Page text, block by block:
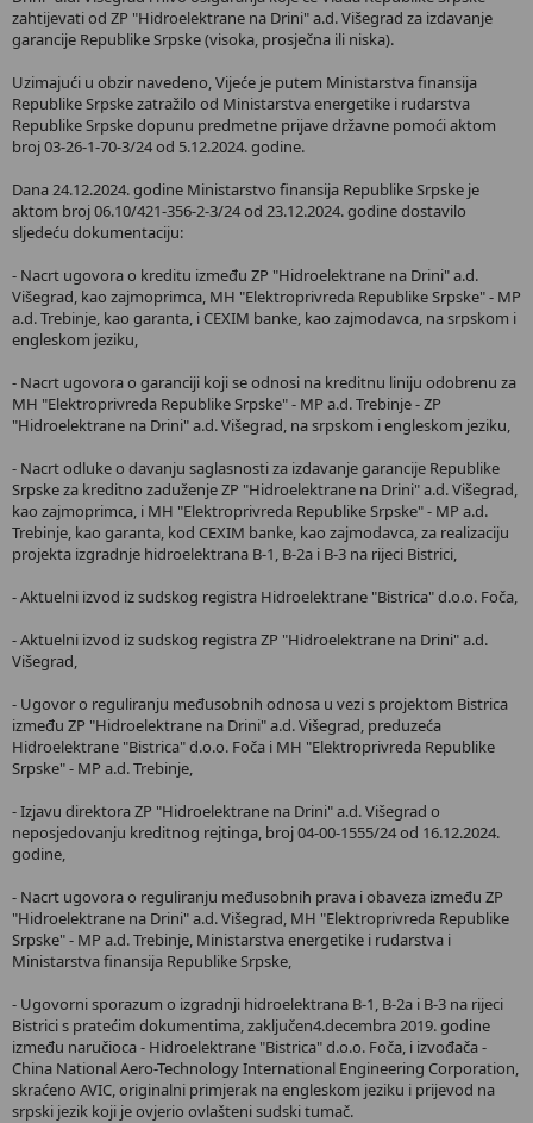
zahtijevati od ZP "Hidroelektrane na Drini" a.d. Višegrad za izdavanje
garancije Republike Srpske (visoka, prosječna ili niska).
Uzimajući u obzir navedeno, Vijeće je putem Ministarstva finansija
Republike Srpske zatražilo od Ministarstva energetike i rudarstva
Republike Srpske dopunu predmetne prijave državne pomoći aktom
broj 03-26-1-70-3/24 od 5.12.2024. godine.
Dana 24.12.2024. godine Ministarstvo finansija Republike Srpske je
aktom broj 06.10/421-356-2-3/24 od 23.12.2024. godine dostavilo
sljedeću dokumentaciju:
- Nacrt ugovora o kreditu između ZP "Hidroelektrane na Drini" a.d.
Višegrad, kao zajmoprimca, MH "Elektroprivreda Republike Srpske" - MP
a.d. Trebinje, kao garanta, i CEXIM banke, kao zajmodavca, na srpskom i
engleskom jeziku,
- Nacrt ugovora o garanciji koji se odnosi na kreditnu liniju odobrenu za
MH "Elektroprivreda Republike Srpske" - MP a.d. Trebinje - ZP
"Hidroelektrane na Drini" a.d. Višegrad, na srpskom i engleskom jeziku,
- Nacrt odluke o davanju saglasnosti za izdavanje garancije Republike
Srpske za kreditno zaduženje ZP "Hidroelektrane na Drini" a.d. Višegrad,
kao zajmoprimca, i MH "Elektroprivreda Republike Srpske" - MP a.d.
Trebinje, kao garanta, kod CEXIM banke, kao zajmodavca, za realizaciju
projekta izgradnje hidroelektrana B-1, B-2a i B-3 na rijeci Bistrici,
- Aktuelni izvod iz sudskog registra Hidroelektrane "Bistrica" d.o.o. Foča,
- Aktuelni izvod iz sudskog registra ZP "Hidroelektrane na Drini" a.d.
Višegrad,
- Ugovor o reguliranju međusobnih odnosa u vezi s projektom Bistrica
između ZP "Hidroelektrane na Drini" a.d. Višegrad, preduzeća
Hidroelektrane "Bistrica" d.o.o. Foča i MH "Elektroprivreda Republike
Srpske" - MP a.d. Trebinje,
- Izjavu direktora ZP "Hidroelektrane na Drini" a.d. Višegrad o
neposjedovanju kreditnog rejtinga, broj 04-00-1555/24 od 16.12.2024.
godine,
- Nacrt ugovora o reguliranju međusobnih prava i obaveza između ZP
"Hidroelektrane na Drini" a.d. Višegrad, MH "Elektroprivreda Republike
Srpske" - MP a.d. Trebinje, Ministarstva energetike i rudarstva i
Ministarstva finansija Republike Srpske,
- Ugovorni sporazum o izgradnji hidroelektrana B-1, B-2a i B-3 na rijeci
Bistrici s pratećim dokumentima, zaključen4.decembra 2019. godine
između naručioca - Hidroelektrane "Bistrica" d.o.o. Foča, i izvođača -
China National Aero-Technology International Engineering Corporation,
skraćeno AVIC, originalni primjerak na engleskom jeziku i prijevod na
srpski jezik koji je ovjerio ovlašteni sudski tumač.